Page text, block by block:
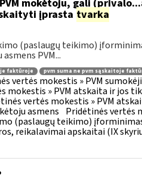
mokėtoju, gali
įprasta tvarka
(paslaugų teikimo)
PVM...
faktūroje
pvm suma ne pvm sąskaitoje
vertės mokestis » PVM
mokestis » PVM atskaita ir jos
vertės mokestis » PVM
asmens Pridėtinės vertės
(paslaugų teikimo)
reikalavimai apskaitai (IX